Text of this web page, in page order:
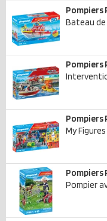
Pompiers
Bateau de
Pompiers
Pompiers
My
Pompiers
Pompier